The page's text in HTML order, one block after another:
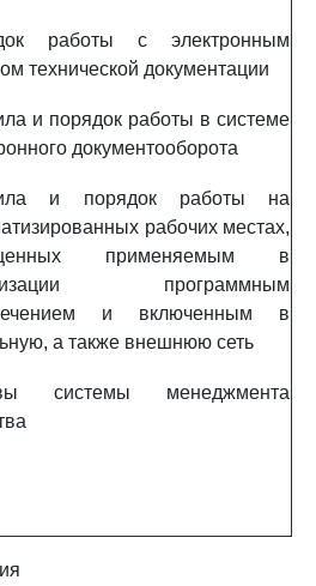
работы с электронным
технической документации
и порядок работы в системе
документооборота
и порядок работы на
рабочих местах,
применяемым в
программным
и включенным в
а также внешнюю сеть
системы менеджмента